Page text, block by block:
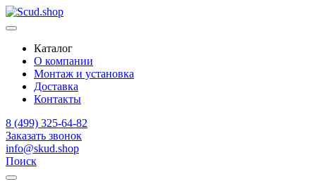
Каталог
О компании
Монтаж и установка
Доставка
Контакты
8 (499) 325-64-82
Заказать звонок
info@skud.shop
Поиск